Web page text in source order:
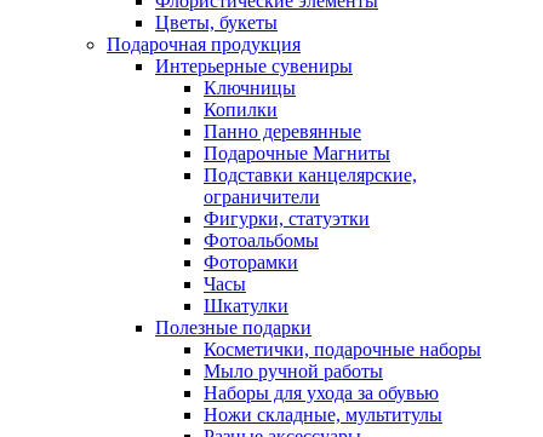
Цветы, букеты
Подарочная продукция
Интерьерные сувениры
Ключницы
Копилки
Панно деревянные
Подарочные Магниты
Подставки канцелярские,
ограничители
Фигурки, статуэтки
Фотоальбомы
Фоторамки
Часы
Шкатулки
Полезные подарки
Косметички, подарочные наборы
Мыло ручной работы
Наборы для ухода за обувью
Ножи складные, мультитулы